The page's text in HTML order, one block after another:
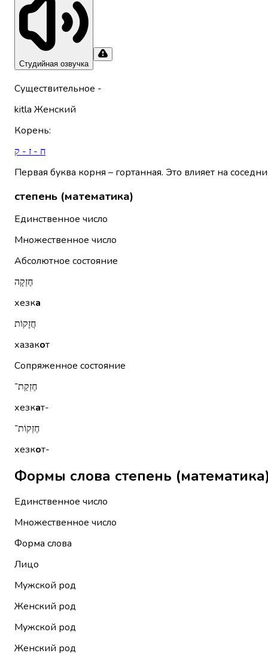
Студийная озвучка
Существительное -
kitla Женский
Корень:
ח - ז - ק
Первая буква корня – гортанная. Это влияет на
степень (математика)
Единственное число
Множественное число
Абсолютное состояние
חֶזְקָה
хезка
חֲזָקוֹת
хазакот
Сопряженное состояние
חֶזְקַת־
хезкат-
חֶזְקוֹת־
хезкот-
Единственное число
Множественное число
Форма слова
Лицо
Мужской род
Женский род
Мужской род
Женский род